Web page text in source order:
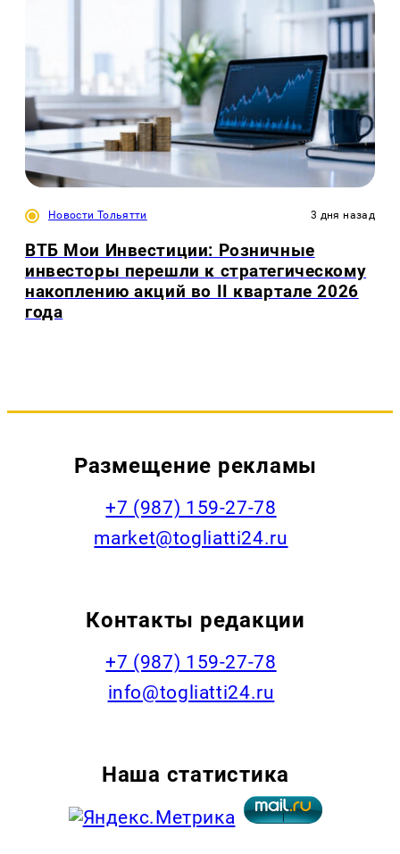
Новости Тольятти 3 дня назад
ВТБ Мои Инвестиции: Розничные
инвесторы перешли к стратегическому
накоплению акций во II квартале 2026
года
Размещение рекламы
+7 (987) 159-27-78
market@togliatti24.ru
Контакты редакции
+7 (987) 159-27-78
info@togliatti24.ru
Наша статистика